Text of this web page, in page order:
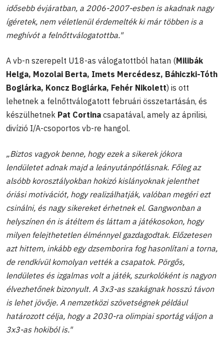
idősebb évjáratban, a 2006-2007-esben is akadnak nagy
ígéretek, nem véletlenül érdemelték ki már többen is a
meghívót a felnőttválogatottba."
A vb-n szerepelt U18-as válogatottból hatan (Milibák
Helga, Mozolai Berta, Imets Mercédesz, Báhiczki-Tóth
Boglárka, Koncz Boglárka, Fehér Nikolett) is ott
lehetnek a felnőttválogatott februári összetartásán, és
készülhetnek Pat Cortina csapatával, amely az áprilisi,
divízió I/A-csoportos vb-re hangol.
„Biztos vagyok benne, hogy ezek a sikerek jókora
lendületet adnak majd a leányutánpótlásnak. Főleg az
alsóbb korosztályokban hokizó kislányoknak jelenthet
óriási motivációt, hogy realizálhatják, valóban megéri ezt
csinálni, és nagy sikereket érhetnek el. Gangwonban a
helyszínen én is átéltem és láttam a játékosokon, hogy
milyen felejthetetlen élménnyel gazdagodtak. Előzetesen
azt hittem, inkább egy dzsemborira fog hasonlítani a torna,
de rendkívül komolyan vették a csapatok. Pörgős,
lendületes és izgalmas volt a játék, szurkolóként is nagyon
élvezhetőnek bizonyult. A 3x3-as szakágnak hosszú távon
is lehet jövője. A nemzetközi szövetségnek például
határozott célja, hogy a 2030-ra olimpiai sportág váljon a
3x3-as hokiból is."